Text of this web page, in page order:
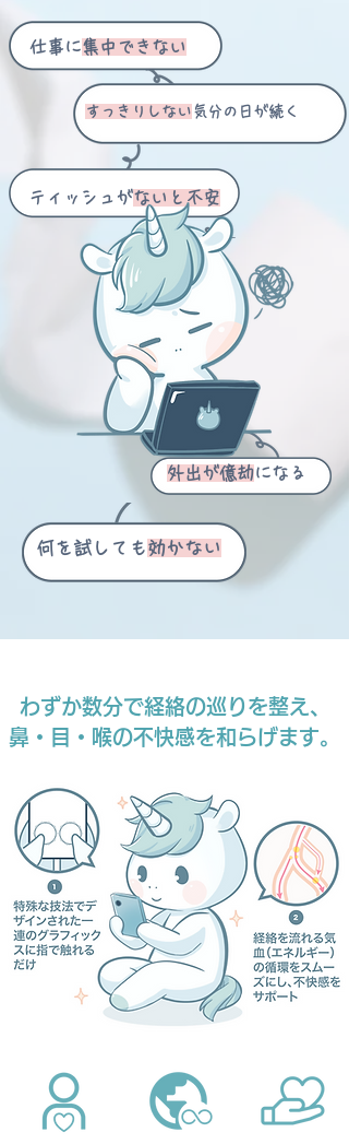
仕事に集中できない
すっきりしない 気分の日が続く
ティッシュがないと不安
外出が億劫になる
何を試しても効かない
わずか数分で経絡の巡りを整え、
鼻・目・喉の不快感を和らげます。